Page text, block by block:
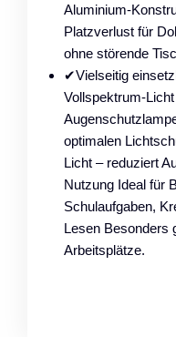
Aluminium-
Platzverlust für
ohne störende
✔Vielseitig
Vollspektrum-
optimalen
Licht – reduziert
Nutzung Ideal für
Schulaufgaben,
Lesen Besonders
Arbeitsplätze.